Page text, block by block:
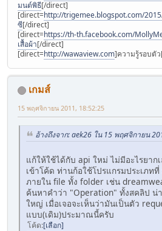
มนต์พิธี[/direct]
[direct=http://trigemee.blogspot.com/
ซี[/direct]
[direct=https://th-th.facebook.com/
เสื้อผ้า[/direct]
[direct=http://wawaview.com]ความรู้รอบตั
เกมส์
15 พฤศจิกายน 2011, 18:52:25
อ้างถึงจาก: aek26 ใน 15 พฤศจิกายน
แก้ให้ใช้ได้กับ api ใหม่ ไม่มีอะไรยาก
เข้าโค้ด ท่านก้อใช้โปรแกรมประเภท
ภายใน file ทั้ง folder เช่น
ค้นหาคำว่า "Operation" ทั้งสคลิป น่
ใหญ่ เมื่อเจอจะเห็นว่ามันเป็นตัว
แบบ(เดิม)ประมาณนี้ครับ
โค้ด เลือก